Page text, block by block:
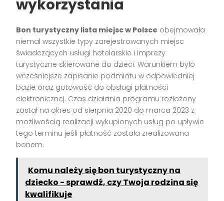
wykorzystania
Bon turystyczny lista miejsc w Polsce obejmowała
niemal wszystkie typy zarejestrowanych miejsc
świadczących usługi hotelarskie i imprezy
turystyczne skierowane do dzieci. Warunkiem było
wcześniejsze zapisanie podmiotu w odpowiedniej
bazie oraz gotowość do obsługi płatności
elektronicznej. Czas działania programu rozłożony
został na okres od sierpnia 2020 do marca 2023 z
możliwością realizacji wykupionych usług po upływie
tego terminu jeśli płatność została zrealizowana
bonem.
Komu należy się bon turystyczny na
dziecko - sprawdź, czy Twoja rodzina się
kwalifikuje